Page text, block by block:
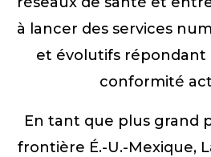
à lancer des services
et évolutifs répondant
conformité
En tant que plus grand
frontière É.-U.-Mexique,